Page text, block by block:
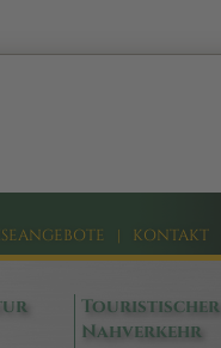
| KONTAKT
Touristischer
Nahverkehr